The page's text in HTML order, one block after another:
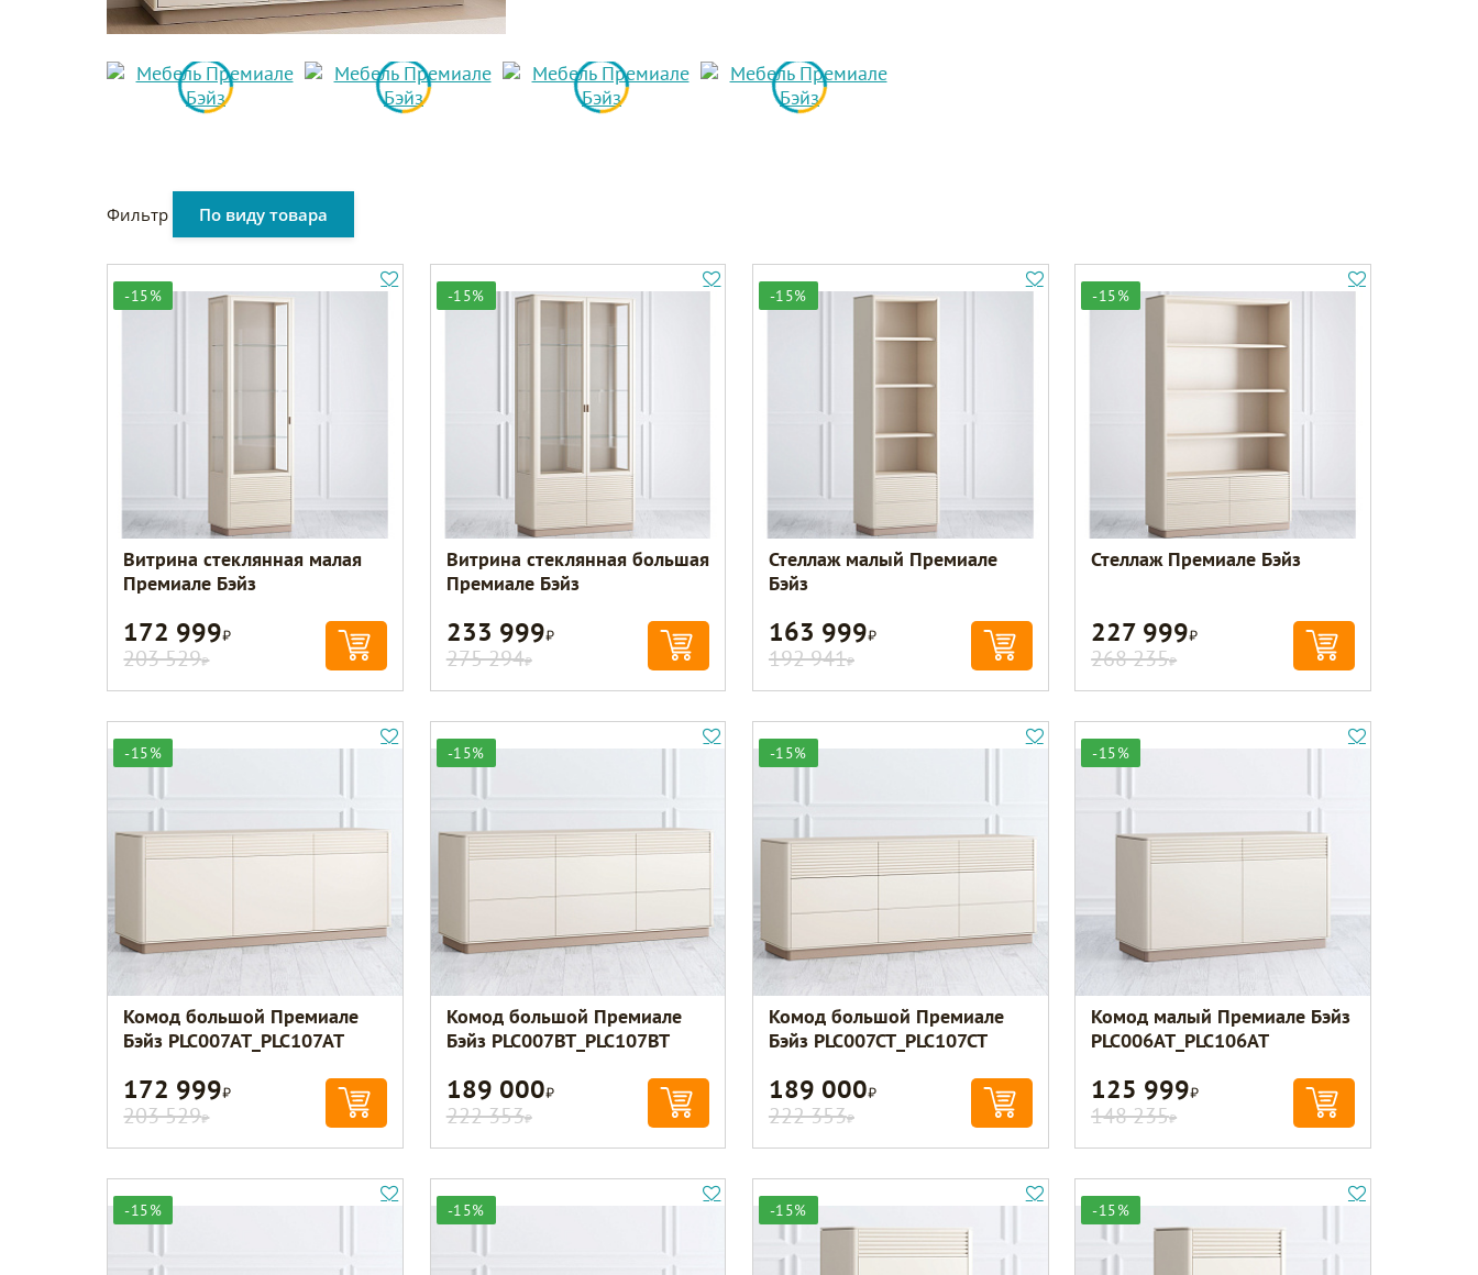
Фильтр По виду товара
-15%
Витрина стеклянная малая
Премиале Бэйз
172 999Р
203 529Р
-15%
Витрина стеклянная большая
Премиале Бэйз
233 999Р
275 294Р
-15%
Стеллаж малый Премиале
Бэйз
163 999Р
192 941Р
-15%
Стеллаж Премиале Бэйз
227 999Р
268 235Р
-15%
Комод большой Премиале
Бэйз PLC007AT_PLC107AT
172 999Р
203 529Р
-15%
Комод большой Премиале
Бэйз PLC007BT_PLC107BT
189 000Р
222 353Р
-15%
Комод большой Премиале
Бэйз PLC007CT_PLC107CT
189 000Р
222 353Р
-15%
Комод малый Премиале Бэйз
PLC006AT_PLC106AT
125 999Р
148 235Р
-15% -15% -15% -15%